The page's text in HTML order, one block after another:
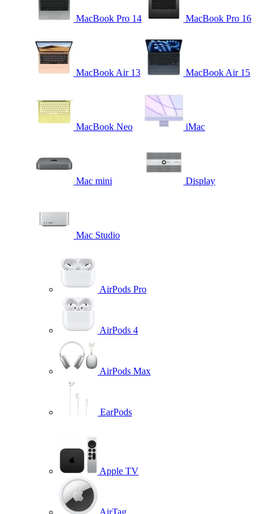
MacBook Pro 14 MacBook Pro 16
MacBook Air 13 MacBook Air 15
MacBook Neo iMac
Mac mini Display
Mac Studio
AirPods Pro
AirPods 4
AirPods Max
EarPods
Apple TV